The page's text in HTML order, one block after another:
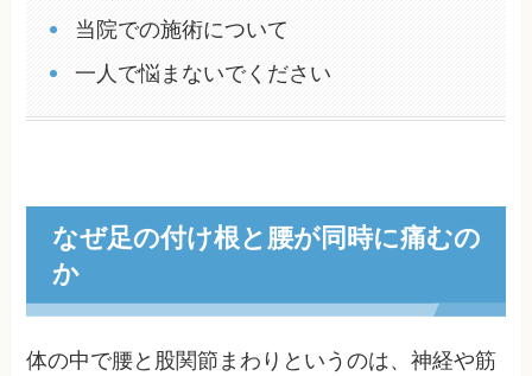
当院での施術について
一人で悩まないでください
なぜ足の付け根と腰が同時に痛むの
か
体の中で腰と股関節まわりというのは、神経や筋